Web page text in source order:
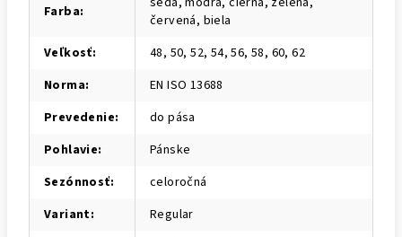
Farba:
červená, biela
Veľkosť:
48, 50, 52, 54, 56, 58, 60, 62
Norma:
EN ISO 13688
Prevedenie:
do pása
Pohlavie:
Pánske
Sezónnosť:
celoročná
Variant:
Regular